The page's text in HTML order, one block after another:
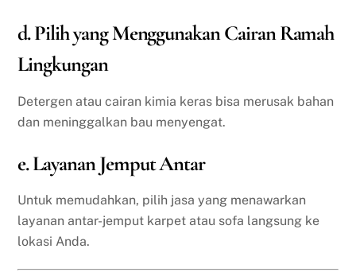
d. Pilih yang Menggunakan Cairan Ramah
Lingkungan
Detergen atau cairan kimia keras bisa merusak bahan
dan meninggalkan bau menyengat.
e. Layanan Jemput Antar
Untuk memudahkan, pilih jasa yang menawarkan
layanan antar-jemput karpet atau sofa langsung ke
lokasi Anda.